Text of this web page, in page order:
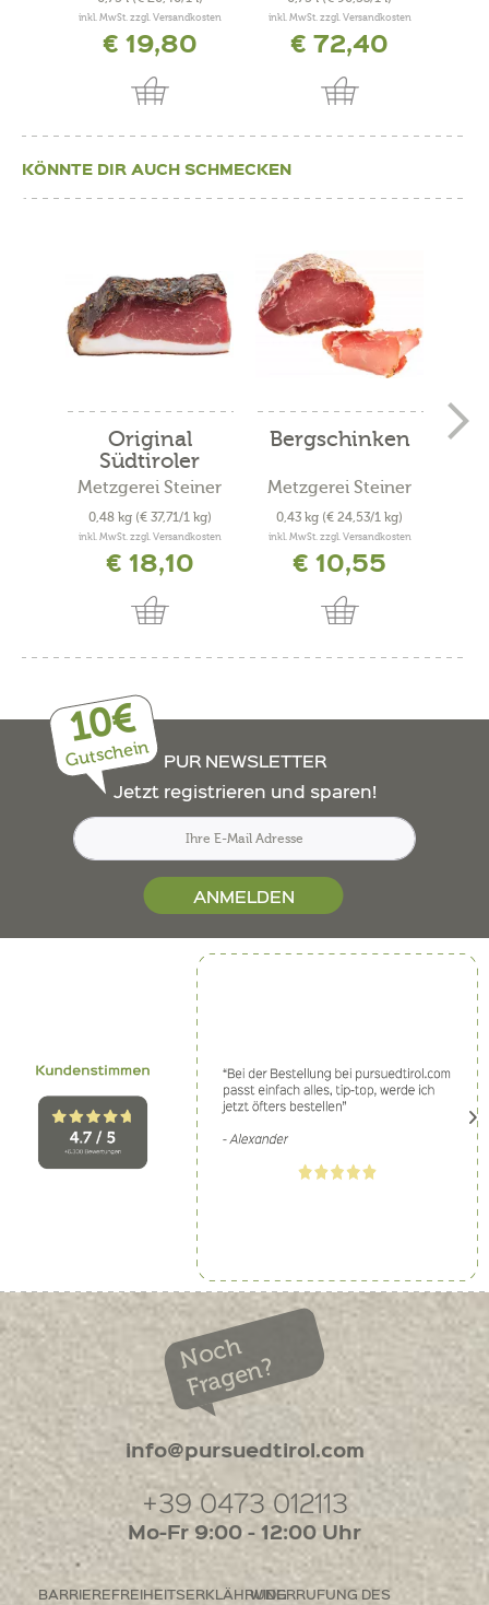
inkl. MwSt. zzgl. Versandkosten
€ 19,80
inkl. MwSt. zzgl. Versandkosten
€ 72,40
KÖNNTE DIR AUCH SCHMECKEN
Original
Südtiroler
Bauernspeck
Metzgerei Steiner
0,48 kg (€ 37,71/1 kg)
inkl. MwSt. zzgl. Versandkosten
€ 18,10
Bergschinken
Metzgerei Steiner
0,43 kg (€ 24,53/1 kg)
inkl. MwSt. zzgl. Versandkosten
€ 10,55
10€
Gutschein
PUR NEWSLETTER
Jetzt registrieren und sparen!
ANMELDEN
Noch
Fragen?
info@pursuedtirol.com
+39 0473 012113
Mo-Fr 9:00 - 12:00 Uhr
BARRIEREFREIHEITSERKLÄHRUNGWIDERRUFUNG DES